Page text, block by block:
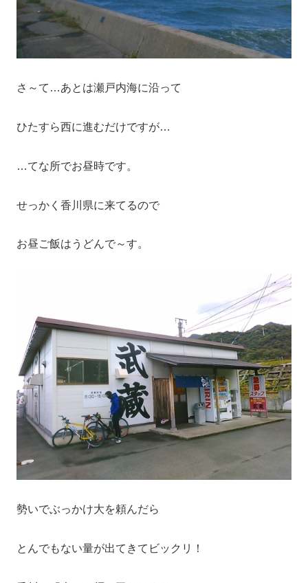
さ～て…あとは瀬戸内海に沿って
ひたすら西に進むだけですが…
…てな所でお昼時です。
せっかく香川県に来てるので
お昼ご飯はうどんで～す。
勢いでぶっかけ大を頼んだら
とんでもない量が出てきてビックリ！